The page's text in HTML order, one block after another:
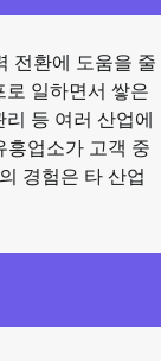
전환에 도움을 줄
로 일하면서 쌓은
등 여러 산업에
흥업소가 고객 중
경험은 타 산업